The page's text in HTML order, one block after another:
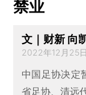
禁业
文｜财新 向
2022年12月25
中国足协决定
省足协、清远